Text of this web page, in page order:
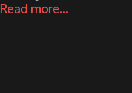
Read more…